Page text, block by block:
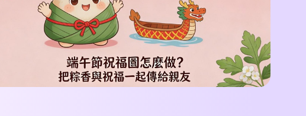
影片貼紙
影片轉場
影片模板
文字動畫
AI 影片腳本
影片去字幕
AI 文字編輯
文字轉語音
聲音克隆
AI 音效
How To文章
所有提示與解決方案